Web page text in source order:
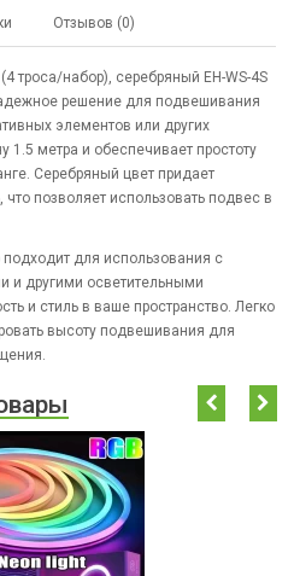
Отзывов (0)
троса/набор), серебряный EH-WS-4S
решение для подвешивания
элементов или других
1.5 метра и обеспечивает простоту
Серебряный цвет придает
что позволяет использовать подвес в
для использования с
и другими осветительными
и стиль в ваше пространство. Легко
высоту подвешивания для